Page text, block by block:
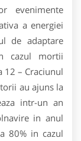
evenimente
a energiei
de adaptare
cazul mortii
12 – Craciunul
au ajuns la
intr-un an
in anul
80% in cazul